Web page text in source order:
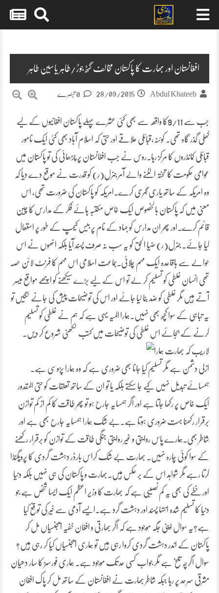
افغانستان اور بھارت کا پاکستان مخالف گٹھ جوڑ/طاہر یاسین طاہر
Abdul Khateeb
28/09/2015
جب سے 9/11کا واقعہ سے بھی کئی عشرے پہلے پاکستان افغانیوں کے لیے
کھلی گذر گاہ تھی۔ کوئٹہ،قبائلی علاقے اور حتی کہ اسلام آباد بھی کئی ایک نامور
قبائلی کمانڈروں کا مرکز رہا۔روس نے جب افغانستان پر چڑھائی کی تو پاکستان میں
عوامی حکومت کا تختہ الٹنے والے آمر جنرل(ر) کوقدرت نے موقع دے دیا کہ
وہ امریکہ کے ساتھ یاری گہری کرے۔امریکہ کو پاکستان کی ضرورت تھی، اس
معنی میں کہ پاکستان بالخصوص ایک خاص مکتبہ ہائے فکر کے مدارس کا چین
قائم کرے۔اور پھر ان مدارس کو جہاد کے نام پر بیس کیمپ کے طور پر استعال
کیا جائے۔ جنرل(ر) ضیا الحق کو یہ سب نہ صرف پسند آیا بلکہ انھوں نے اس
حوالے سے باقاعدہ ایک مہم چلائی۔جماعت اسلامی اس مہم کا فرنٹ لائن حصہ
تھی انسان غلطی کو تسلیم کر لے تو اس کے لیے بڑے سیکھنے کو اچھے مواقع میسر
آتے ہیں مگر غلطی کو ضد بنا لیا جائے اور اس کی توضیحات پیش کی جانے لگیں تو
یہ تباہی کے سوا کچھ بھی نہیں۔ہمارا المیہ یہی ہے کہ ہم نے غلطی کو تسلیم
کرنے کے بجائے اس غلطی کی توضیحات میں کتب لکھنی شروع کر دیں۔
لاریب کہ بھارت ہمارا
ازلی دشمن ہے مگر تسلیم کیا جانا بھی ضروری ہے کہ وہ ہمارا پڑوسی ہے۔
ہمسائے تبدیل نہیں کیے جا سکتے بلکہ یا تو ان کے ساتھ تعلقات کو حتی المقدور
ایک خاص پر رکھا جاتا ہے اور اگر ہمسایہ جارح ہو تو پھر طاقت کا کم از کم توازن
برقرار رکھنا بہت ضروری ہوتا ہے۔بے شک ہمارا ہمسایہ جارح بھی ہے اور
شاطر بھی۔ہمارے پاس روایتی و غیر روایتی جنگی طاقت کے توازن کو برقرار رکھنے
کے سوا کوئی چارہ نہیں۔ بھارت بے شک کراس بارڈر دہشت گردی کا پروپگنڈا
کرتا رہے مگر شواہد اس کے بر عکس ہیں۔بھارت و پاکستان کی ہی نہیں بلکہ دنیا
اور خطے کی بھی یہ کم نصیبی ہے کہ بھارت کا وزیر اعظم ایک ایسا شخص ہے جو
دنیا کا تسلیم شدہ انتہا پسند اور دہشت گرد ہے۔ایسے آدمی سے خیر کی توقع کیا
ہے؟یہ سوال اپنی جگہ موجود ہے کہ اگر بھارتی و افغان خفیہ ایجنسیاں مل کر
پاکستان کے اندر دہشت گردی کروا رہی ہیں تو ہماری ایجنسیاں کیا کر رہی ہیں؟
سوال اگرچہ تلخ ہے مگر جواب کسی حد تک موجود ہے۔ ہماری فورسز کا سار دھیان
مشرقی سرحد پر رہا جبکہ شاطر بھارت نے افغانستان کے ساتھ مل کر پاک افغان